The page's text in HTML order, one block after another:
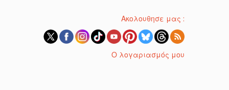
Ακολουθησε μας :
Ο λογαριασμός μου